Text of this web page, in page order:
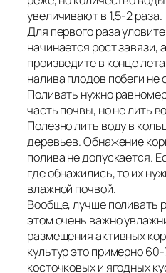
увеличивают в 1,5-2 раза.
Для первого раза
начинается рост завязи,
произведите в конце
налива плодов побеги не
Поливать нужно
часть почвы, но не лить
Полезно лить воду в
деревьев. Обнажение
полива не допускается.
где обнажились, то их
влажной почвой.
Вообще, лучше поливать
этом очень важно
размещения активных
культур это примерно
косточковых и ягодных